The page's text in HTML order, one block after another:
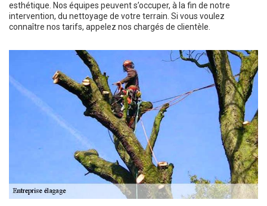
esthétique. Nos équipes peuvent s’occuper, à la fin de notre
intervention, du nettoyage de votre terrain. Si vous voulez
connaître nos tarifs, appelez nos chargés de clientèle.